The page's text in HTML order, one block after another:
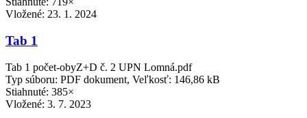
Vložené: 23. 1. 2024
Tab 1
Tab 1 počet-obyZ+D č. 2 UPN Lomná.pdf
Typ súboru: PDF dokument, Veľkosť: 146,86 kB
Stiahnuté: 385×
Vložené: 3. 7. 2023